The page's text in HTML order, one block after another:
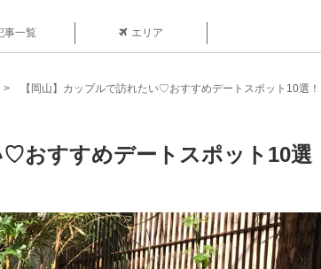
事一覧 エリア
【岡山】カップルで訪れたい♡おすすめデートスポット10選！
おすすめデートスポット10選